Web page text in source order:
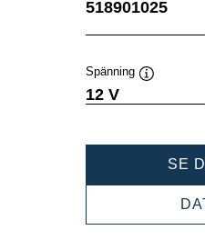
Verktygstips
518901025
Spänning
12 V
SE